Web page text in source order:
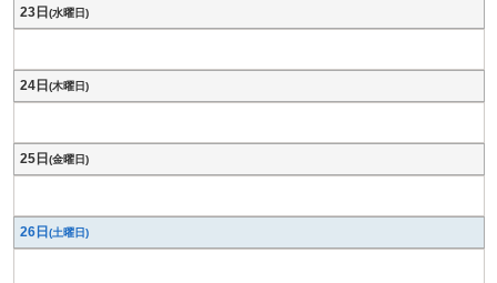
23日 (水曜日)
24日 (木曜日)
25日 (金曜日)
26日 (土曜日)